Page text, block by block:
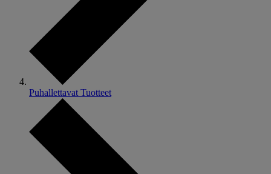
Puhallettavat Tuotteet